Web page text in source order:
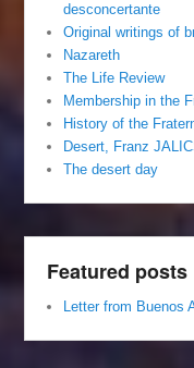
desconcertante
Original writings of
Nazareth
The Life Review
Membership in the
History of the
Desert, Franz
The desert day
Featured posts
Letter from Buenos